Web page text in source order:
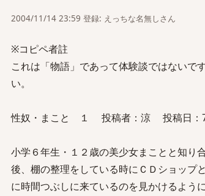
2004/11/14 23:59 登録: えっちな名無しさん
※コピペ者註
これは「物語」であって体験談ではないで
い。
性奴・まこと １ 投稿者：涼 投稿日：7
小学６年生・１２歳の美少女まことと知り
後、棚の整理をしている時にＣＤショップ
に時間つぶしに来ているのを見かけるよう